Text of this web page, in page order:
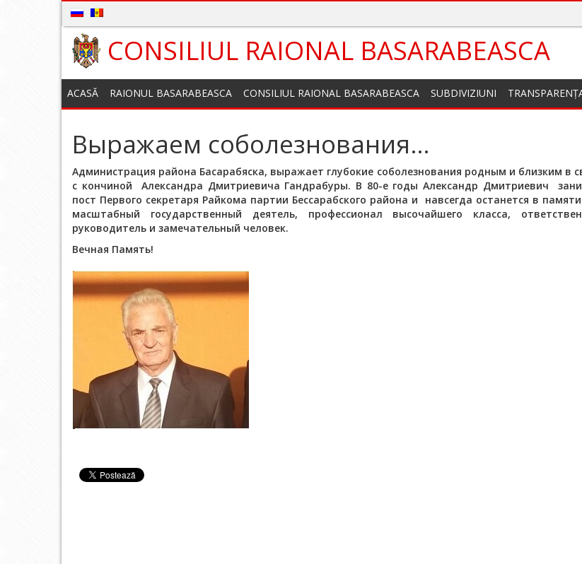
CONSILIUL RAIONAL BASARABEASCA
ACASĂ RAIONUL BASARABEASCA CONSILIUL RAIONAL BASARABEASCA SUBDIVIZIUNI
Выражаем соболезнования…
Администрация района Басарабяска, выражает глубокие соболезнования родным и близким в
с кончиной Александра Дмитриевича Гандрабуры. В 80-е годы Александр Дмитриевич
пост Первого секретаря Райкома партии Бессарабского района и навсегда останется в
масштабный государственный деятель, профессионал высочайшего класса,
руководитель и замечательный человек.
Вечная Память!